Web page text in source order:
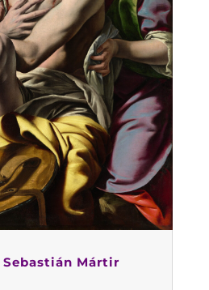
Sebastián Mártir